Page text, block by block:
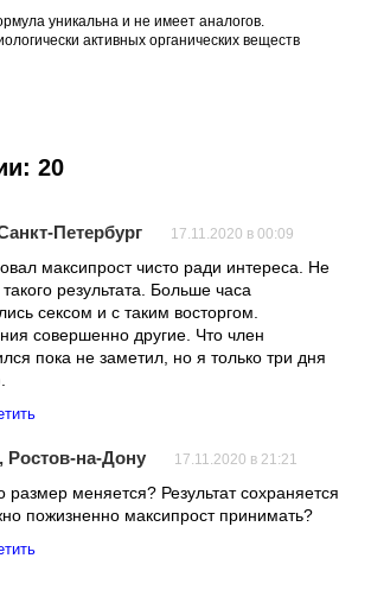
уникальна и не имеет аналогов.
активных органических веществ
20
Петербург 17.11.2020 в 00:09
максипрост чисто ради интереса. Не
результата. Больше часа
сексом и с таким восторгом.
совершенно другие. Что член
пока не заметил, но я только три дня
Ростов-на-Дону 17.11.2020 в 21:21
размер меняется? Результат сохраняется
пожизненно максипрост принимать?